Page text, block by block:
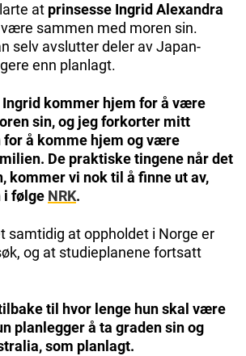
at prinsesse Ingrid Alexandra
sammen med moren sin.
selv avslutter deler av Japan-
enn planlagt.
kommer hjem for å være
sin, og jeg forkorter mitt
for å komme hjem og være
De praktiske tingene når det
kommer vi nok til å finne ut av,
i følge NRK.
samtidig at oppholdet i Norge er
og at studieplanene fortsatt
til hvor lenge hun skal være
planlegger å ta graden sin og
som planlagt.